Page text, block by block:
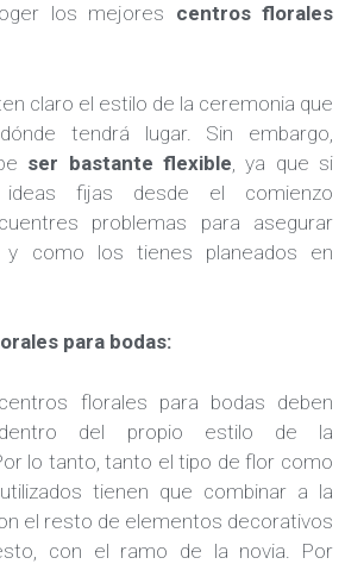
los mejores centros florales
claro el estilo de la ceremonia que
tendrá lugar. Sin embargo,
ser bastante flexible , ya que si
fijas desde el comienzo
problemas para asegurar
y como los tienes planeados en
para bodas:
florales para bodas deben
dentro del propio estilo de la
lo tanto, tanto el tipo de flor como
tienen que combinar a la
el resto de elementos decorativos
con el ramo de la novia. Por